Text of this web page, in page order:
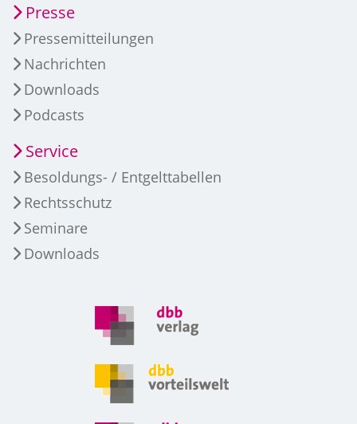
Presse
Pressemitteilungen
Nachrichten
Downloads
Podcasts
Service
Besoldungs- / Entgelttabellen
Rechtsschutz
Seminare
Downloads